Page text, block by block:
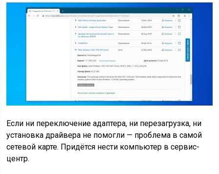
Если ни переключение адаптера, ни перезагрузка, ни
установка драйвера не помогли — проблема в самой
сетевой карте. Придётся нести компьютер в сервис-
центр.